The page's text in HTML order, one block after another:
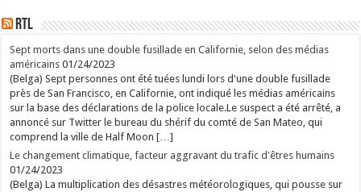
75.000 spectateurs attendus d'ici dimanche dans ce
festival qui attire de plus en plus de francophones.
Les Belges Amenra, les Français Igorrr et le projet
metal Body Count emmené par le rappeur Ice-T ont
brillé ce vendredi ...
Ecrit le 08/08 11:58
V2 Scriptrss
RTL
Sept morts dans une double fusillade en Californie, selon des médias
américains 01/24/2023
(Belga) Sept personnes ont été tuées lundi lors d'une double fusillade
près de San Francisco, en Californie, ont indiqué les médias américains
sur la base des déclarations de la police locale.Le suspect a été arrêté, a
annoncé sur Twitter le bureau du shérif du comté de San Mateo, qui
comprend la ville de Half Moon […]
Le changement climatique, facteur aggravant du trafic d'êtres humains
01/24/2023
(Belga) La multiplication des désastres météorologiques, qui pousse sur